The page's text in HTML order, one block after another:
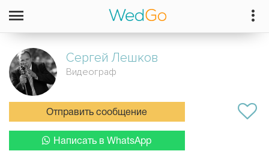
Сергей Лешков
Видеограф
Отправить сообщение
Написать в WhatsApp